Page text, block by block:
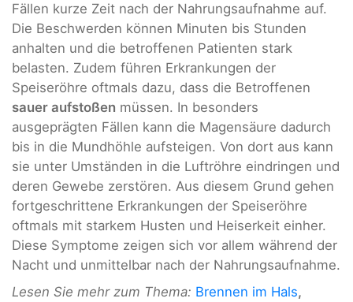
Fällen kurze Zeit nach der Nahrungsaufnahme auf.
Die Beschwerden können Minuten bis Stunden
anhalten und die betroffenen Patienten stark
belasten. Zudem führen Erkrankungen der
Speiseröhre oftmals dazu, dass die Betroffenen
sauer aufstoßen müssen. In besonders
ausgeprägten Fällen kann die Magensäure dadurch
bis in die Mundhöhle aufsteigen. Von dort aus kann
sie unter Umständen in die Luftröhre eindringen und
deren Gewebe zerstören. Aus diesem Grund gehen
fortgeschrittene Erkrankungen der Speiseröhre
oftmals mit starkem Husten und Heiserkeit einher.
Diese Symptome zeigen sich vor allem während der
Nacht und unmittelbar nach der Nahrungsaufnahme.
Lesen Sie mehr zum Thema: Brennen im Hals,